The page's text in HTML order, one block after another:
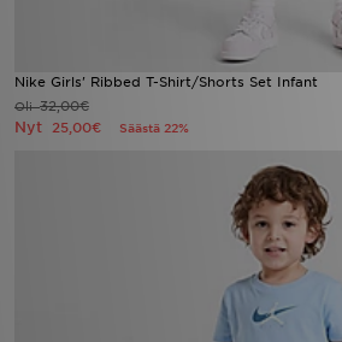
Nike Girls' Ribbed T-Shirt/Shorts Set Infant
Oli32,00€
Nyt 25,00€ Säästä 22%